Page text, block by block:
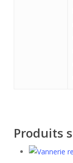
Produits